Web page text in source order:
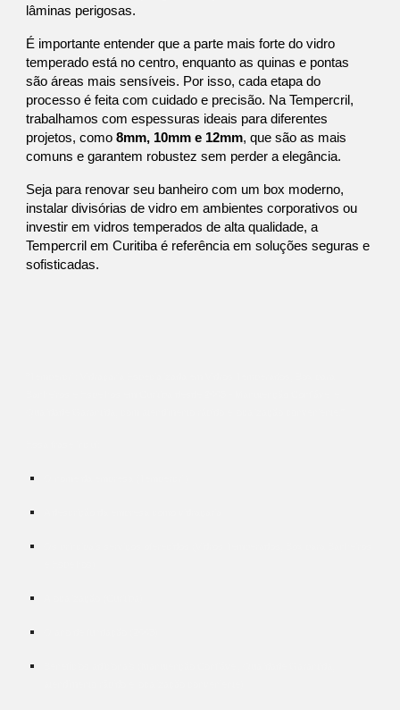
lâminas perigosas.
É importante entender que a parte mais forte do vidro
temperado está no centro, enquanto as quinas e pontas
são áreas mais sensíveis. Por isso, cada etapa do
processo é feita com cuidado e precisão. Na Tempercril,
trabalhamos com espessuras ideais para diferentes
projetos, como8mm, 10mm e 12mm, que são as mais
comuns e garantem robustez sem perder a elegância.
Seja para renovar seu banheiro com um box moderno,
instalar divisórias de vidro em ambientes corporativos ou
investir em vidros temperados de alta qualidade, a
Tempercril em Curitiba é referência em soluções seguras e
sofisticadas.